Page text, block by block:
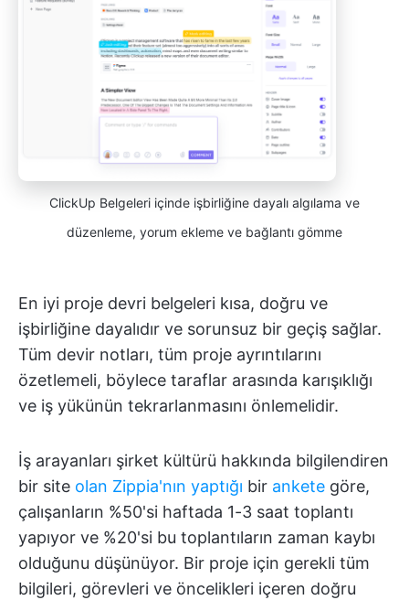
ClickUp Belgeleri içinde işbirliğine dayalı algılama ve
düzenleme, yorum ekleme ve bağlantı gömme
En iyi proje devri belgeleri kısa, doğru ve
işbirliğine dayalıdır ve sorunsuz bir geçiş sağlar.
Tüm devir notları, tüm proje ayrıntılarını
özetlemeli, böylece taraflar arasında karışıklığı
ve iş yükünün tekrarlanmasını önlemelidir.
İş arayanları şirket kültürü hakkında bilgilendiren
bir site olan Zippia'nın yaptığı bir ankete göre,
çalışanların %50'si haftada 1-3 saat toplantı
yapıyor ve %20'si bu toplantıların zaman kaybı
olduğunu düşünüyor. Bir proje için gerekli tüm
bilgileri, görevleri ve öncelikleri içeren doğru